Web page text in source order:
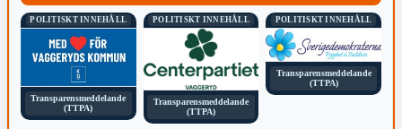
POLITISKT INNEHÅLL
Transparensmeddelande
(TTPA)
POLITISKT INNEHÅLL
Transparensmeddelande
(TTPA)
POLITISKT INNEHÅLL
Transparensmeddelande
(TTPA)